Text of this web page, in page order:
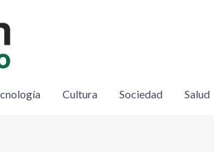
Cultura Sociedad Salud